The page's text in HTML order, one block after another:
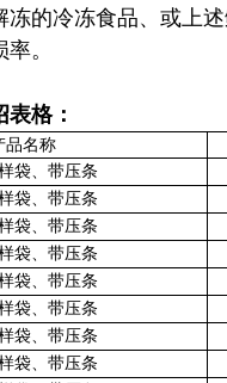
冻的冷冻食品、或上
。
格：
品名称
袋、带压条
袋、带压条
袋、带压条
袋、带压条
袋、带压条
袋、带压条
袋、带压条
袋、带压条